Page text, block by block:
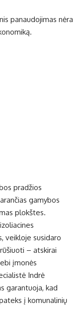
panaudojimas nėra
pradžios
gamybos
plokštes.
veikloje susidaro
– atskirai
įmonės
Indrė
garantuoja, kad
į komunalinių